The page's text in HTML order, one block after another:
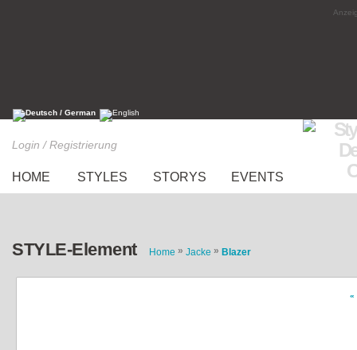
Login / Registrierung
HOME STYLES STORYS EVENTS
STYLE-Element Home » Jacke » Blazer
«